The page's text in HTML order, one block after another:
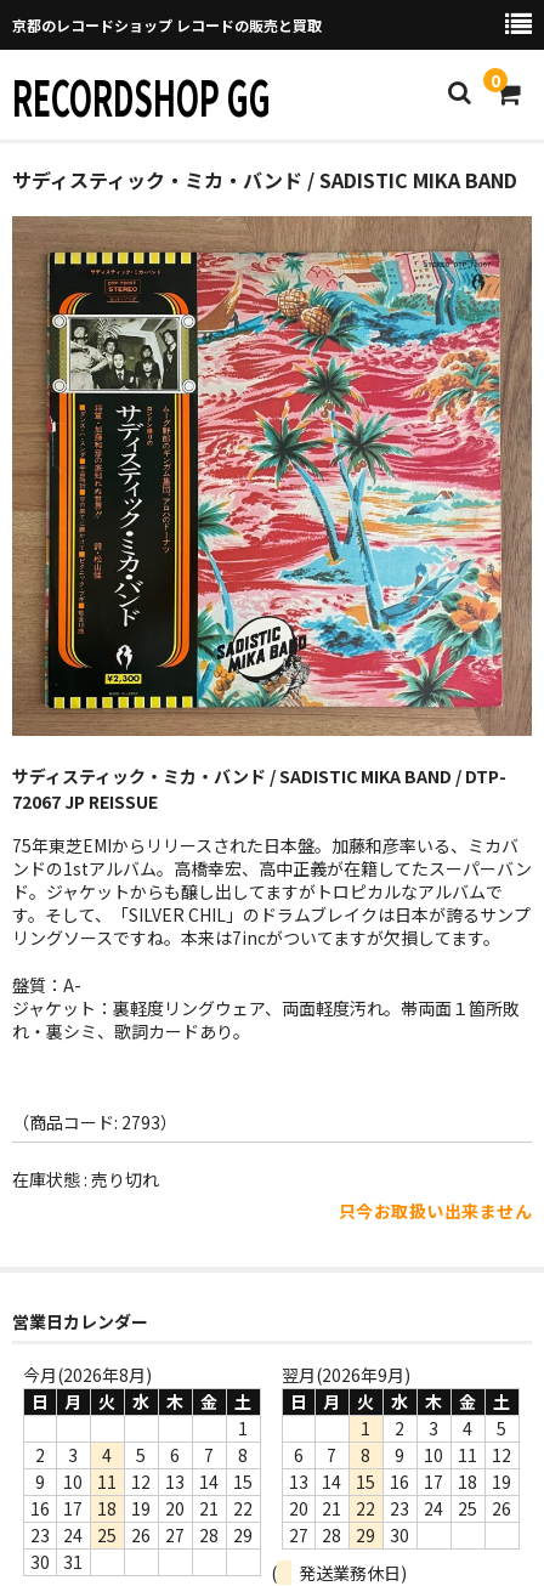
京都のレコードショップ レコードの販売と買取
RECORDSHOP GG 0
Home
マイページ
GGについて
買取について
取り置きなどについて
Categories
New Arrivals
新譜
GG RECORD （当店のレーベル）
全商品
JAZZ-US
BLUE NOTE
JAZZ-EU
JAZZ-JP
JAZZ-VOCAL
J-POP
ROCK
FOLK,SSW
その他
7INC
Webのみ no.3
Webのみ no.4
売り切れ
Help
サディスティック・ミカ・バンド / SADISTIC MIKA BAND
サディスティック・ミカ・バンド / SADISTIC MIKA BAND / DTP-
72067 JP REISSUE
75年東芝EMIからリリースされた日本盤。加藤和彦率いる、ミカバ
ンドの1stアルバム。高橋幸宏、高中正義が在籍してたスーパーバン
ド。ジャケットからも醸し出してますがトロピカルなアルバムで
す。そして、「SILVER CHIL」のドラムブレイクは日本が誇るサンプ
リングソースですね。本来は7incがついてますが欠損してます。
盤質：A-
ジャケット：裏軽度リングウェア、両面軽度汚れ。帯両面１箇所敗
れ・裏シミ、歌詞カードあり。
（商品コード: 2793）
在庫状態 : 売り切れ
只今お取扱い出来ません
営業日カレンダー
今月(2026年8月)
日
月 火 水 木 金
土
1
2
3 4 5 6 7
8
9
10 11 12 13 14
15
16
17 18 19 20 21
22
23
24 25 26 27 28
29
30
31
翌月(2026年9月)
日
月 火 水 木 金
土
1
2 3 4
5
6
7 8 9 10 11
12
13
14 15 16 17 18
19
20
21 22 23 24 25
26
27
28 29
30
(
発送業務休日)